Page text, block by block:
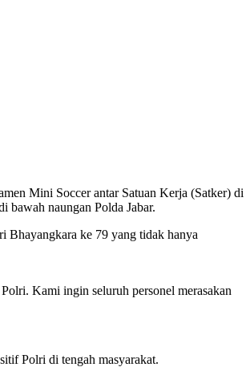
Mini Soccer antar Satuan Kerja (Satker) di
bawah naungan Polda Jabar.
Bhayangkara ke 79 yang tidak hanya
Kami ingin seluruh personel merasakan
Polri di tengah masyarakat.